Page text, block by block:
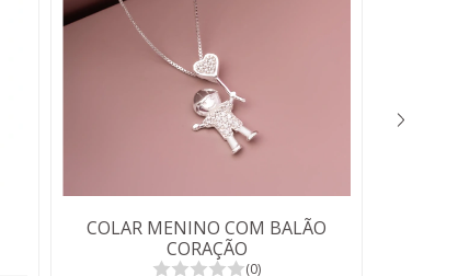
COLAR MENINO COM BALÃO
CORAÇÃO
(0)